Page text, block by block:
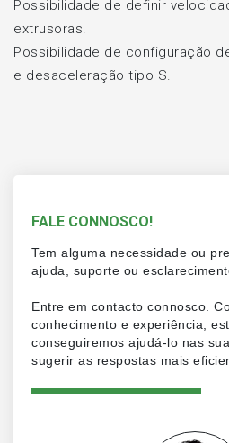
Possibilidade de definir
extrusoras.
Possibilidade de configuração
e desaceleração tipo S.
FALE CONNOSCO!
Tem alguma necessidade ou
ajuda, suporte ou
Entre em contacto connosco.
conhecimento e experiência,
conseguiremos ajudá-lo nas
sugerir as respostas mais